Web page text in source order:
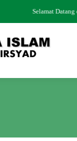
Selamat